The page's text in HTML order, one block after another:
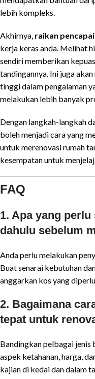
lebih kompleks.
Akhirnya, raikan
kerja keras anda. Melihat
sendiri memberikan
tandingannya. Ini juga
tinggi dalam pengalaman
melakukan lebih banyak
Dengan langkah-langkah
boleh menjadi cara yang
untuk merenovasi rumah
kesempatan untuk
FAQ
1. Apa yang
dahulu sebelum
Anda perlu melakukan
Buat senarai kebutuhan
anggarkan kos yang
2. Bagaimana
tepat untuk
Bandingkan pelbagai jenis
aspek ketahanan, harga,
kajian di kedai dan dalam